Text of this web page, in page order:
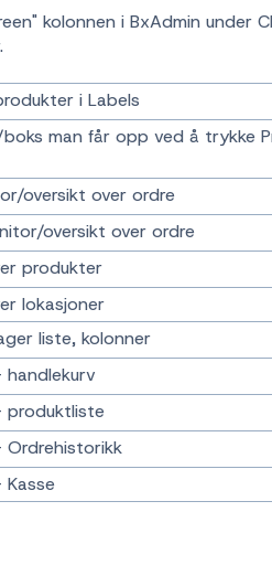
kolonnen i BxAdmin under
i Labels
man får opp ved å trykke
oversikt over ordre
oversikt over ordre
produkter
lokasjoner
liste, kolonner
produktliste